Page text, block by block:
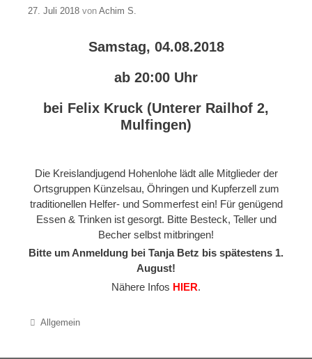
27. Juli 2018 von Achim S.
Samstag, 04.08.2018
ab 20:00 Uhr
bei Felix Kruck (Unterer Railhof 2,
Mulfingen)
Die Kreislandjugend Hohenlohe lädt alle Mitglieder der
Ortsgruppen Künzelsau, Öhringen und Kupferzell zum
traditionellen Helfer- und Sommerfest ein! Für genügend
Essen & Trinken ist gesorgt. Bitte Besteck, Teller und
Becher selbst mitbringen!
Bitte um Anmeldung bei Tanja Betz bis spätestens 1.
August!
Nähere Infos HIER.
Categories
Allgemein